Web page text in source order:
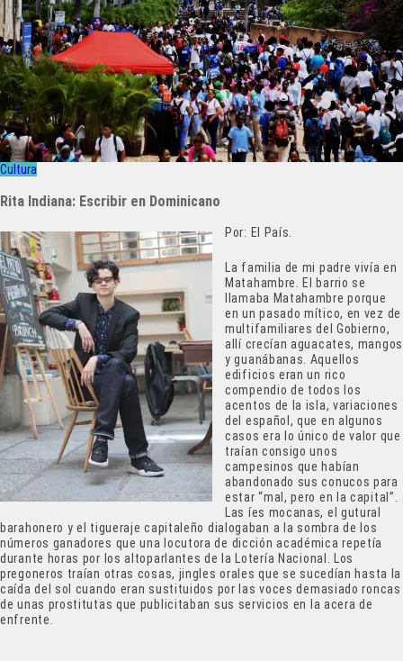
Cultura
Rita Indiana: Escribir en Dominicano
Por: El País.
La familia de mi padre vivía en
Matahambre. El barrio se
llamaba Matahambre porque
en un pasado mítico, en vez de
multifamiliares del Gobierno,
allí crecían aguacates, mangos
y guanábanas. Aquellos
edificios eran un rico
compendio de todos los
acentos de la isla, variaciones
del español, que en algunos
casos era lo único de valor que
traían consigo unos
campesinos que habían
abandonado sus conucos para
estar “mal, pero en la capital”.
Las íes mocanas, el gutural
barahonero y el tigueraje capitaleño dialogaban a la sombra de los
números ganadores que una locutora de dicción académica repetía
durante horas por los altoparlantes de la Lotería Nacional. Los
pregoneros traían otras cosas, jingles orales que se sucedían hasta la
caída del sol cuando eran sustituidos por las voces demasiado roncas
de unas prostitutas que publicitaban sus servicios en la acera de
enfrente.